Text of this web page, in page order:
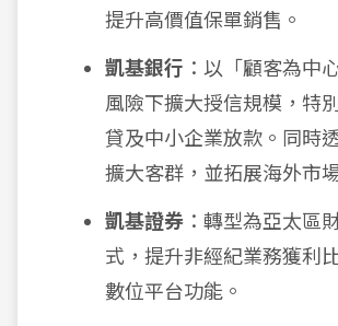
提升高價值保單銷售。
凱基銀行 ：以「顧客為中
風險下擴大授信規模，特
貸及中小企業放款。同時
擴大客群，並拓展海外市
凱基證券 ：轉型為亞太區
式，提升非經紀業務獲利
數位平台功能。